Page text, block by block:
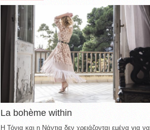
La bohème within
Η Τόνια και η Νάντια δεν χρειάζονται εμένα για να